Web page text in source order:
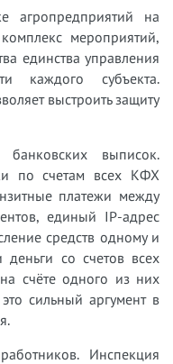
агропредприятий на
мероприятий,
единства управления
каждого субъекта.
выстроить защиту
выписок.
по счетам всех КФХ
платежи между
единый IP-адрес
средств одному и
со счетов всех
счёте одного из них
сильный аргумент в
Инспекция